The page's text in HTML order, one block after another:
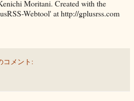
Moritani. Created with the
Webtool' at http://gplusrss.com
コメント: